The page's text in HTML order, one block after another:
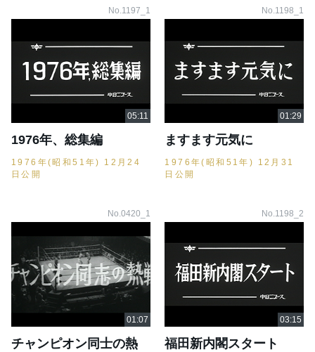
No.1197_1
1976年、総集編
1976年(昭和51年) 12月24
日公開
No.1198_1
ますます元気に
1976年(昭和51年) 12月31
日公開
No.0420_1
チャンピオン同士の熱
No.1198_2
福田新内閣スタート